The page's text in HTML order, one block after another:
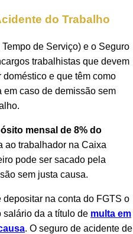
do Trabalho
de Serviço) e o Seguro
trabalhistas que devem
e que têm como
caso de demissão sem
mensal de 8% do
ao trabalhador na Caixa
pode ser sacado pela
sem justa causa.
na conta do FGTS o
salário da a título de multa em
. O seguro de acidente de